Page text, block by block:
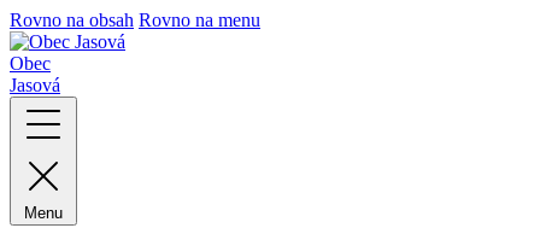
Rovno na obsah Rovno na menu
Obec
Jasová
Menu